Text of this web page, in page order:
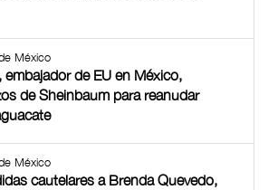
México
de EU en México,
de Sheinbaum para reanudar
México
cautelares a Brenda Quevedo,